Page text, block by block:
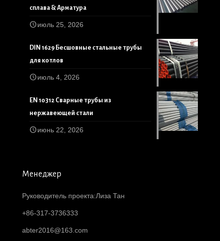
сплава & Арматура
июль 25, 2026
DIN 1629 Бесшовные стальные трубы
для котлов
июль 4, 2026
EN 10312 Сварные трубы из
нержавеющей стали
июнь 22, 2026
Менеджер
Руководитель проекта:Лиза Тан
+86-317-3736333
abter2016@163.com